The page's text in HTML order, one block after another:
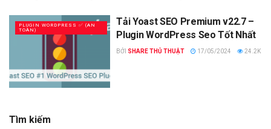
PLUGIN WORDPRESS ✅ (AN
TOÀN)
Tải Yoast SEO Premium v22.7 –
Plugin WordPress Seo Tốt Nhất
BỞI SHARE THỦ THUẬT 17/05/2024 24.2K
Tìm kiếm